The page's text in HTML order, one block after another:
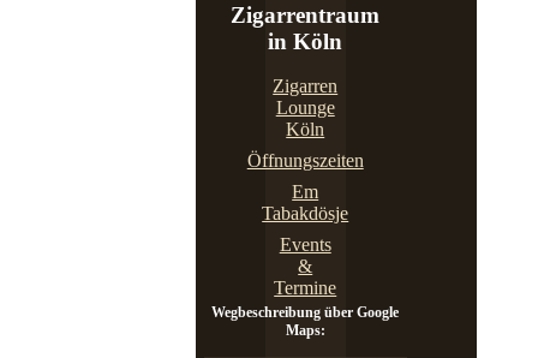
Zigarrentraum
in Köln
Zigarren
Lounge
Köln
Öffnungszeiten
Em
Tabakdösje
Events
&
Termine
Wegbeschreibung über Google
Maps: